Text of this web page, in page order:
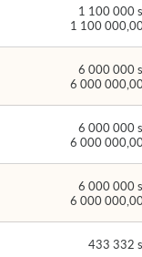
1 100 000
1 100
6 000 000
6 000
6 000 000
6 000
6 000 000
6 000
433 332